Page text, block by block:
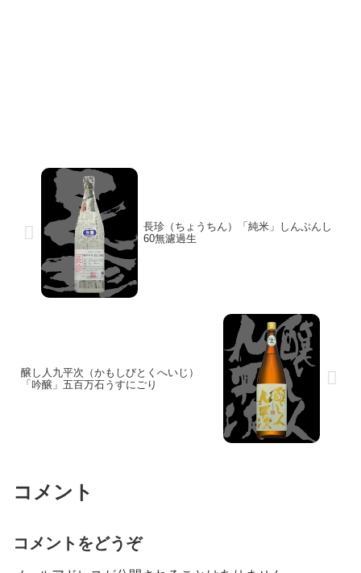
長珍（ちょうちん）「純米」しんぶんし
60無濾過生
醸し人九平次（かもしびとくへいじ）
「吟醸」五百万石うすにごり
コメント
コメントをどうぞ